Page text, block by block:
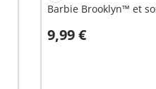
Barbie Brooklyn™ et
9,99 €
Au panier